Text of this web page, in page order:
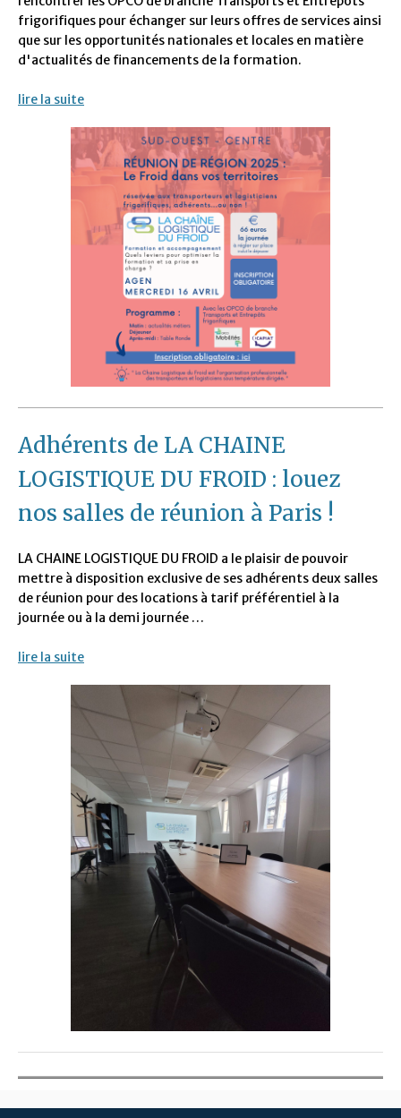
frigorifiques pour échanger sur leurs offres de services ainsi
que sur les opportunités nationales et locales en matière
d'actualités de financements de la formation.
lire la suite
Adhérents de LA CHAINE
LOGISTIQUE DU FROID : louez
nos salles de réunion à Paris !
LA CHAINE LOGISTIQUE DU FROID a le plaisir de pouvoir
mettre à disposition exclusive de ses adhérents deux salles
de réunion pour des locations à tarif préférentiel à la
journée ou à la demi journée …
lire la suite